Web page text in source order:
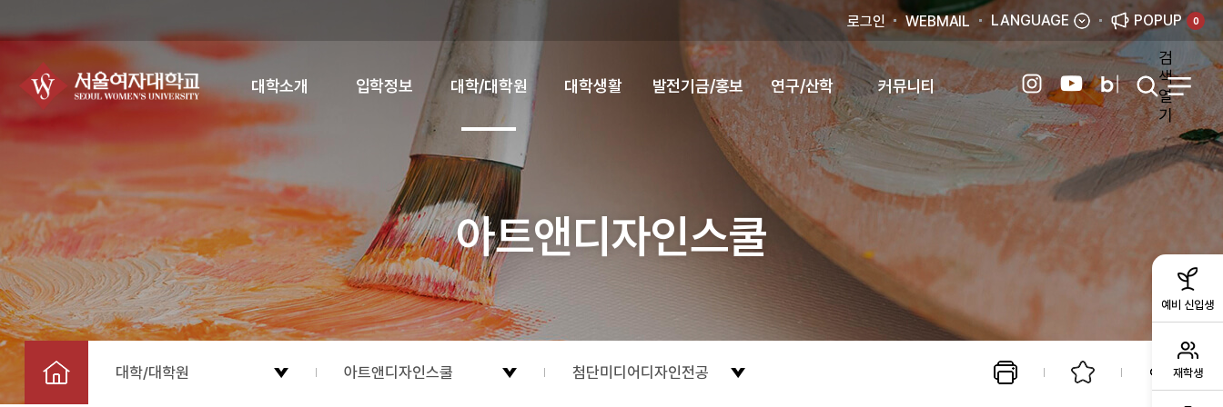
아트앤디자인스쿨
로그인 WEBMAIL LANGUAGE POPUP 0
대학소개 입학정보 대학/대학원 대학생활 발전기금/홍보 연구/산학 커뮤니티
검
색
열
기
대학/대학원 아트앤디자인스쿨 첨단미디어디자인전공
예비 신입생
재학생